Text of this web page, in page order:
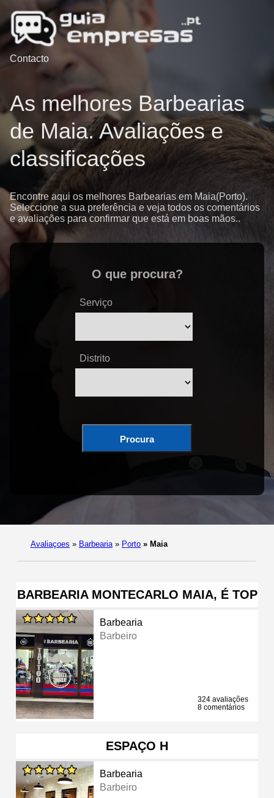
Contacto
As melhores Barbearias
de Maia. Avaliações e
classificações
Encontre aqui os melhores Barbearias em Maia(Porto).
Seleccione a sua preferência e veja todos os comentários
e avaliações para confirmar que está em boas mãos..
O que procura?
Serviço
Distrito
Procura
Avaliaçoes » Barbearia » Porto » Maia
BARBEARIA MONTECARLO MAIA, É TOP
Barbearia
Barbeiro
324 avaliações
8 comentários
ESPAÇO H
Barbearia
Barbeiro